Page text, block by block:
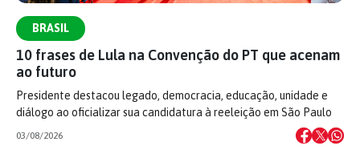
BRASIL
10 frases de Lula na Convenção do PT que acenam
ao futuro
Presidente destacou legado, democracia, educação, unidade e
diálogo ao oficializar sua candidatura à reeleição em São Paulo
03/08/2026